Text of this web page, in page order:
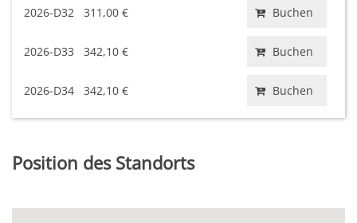
2026-D32 311,00 € Buchen
2026-D33 342,10 € Buchen
2026-D34 342,10 € Buchen
Position des Standorts